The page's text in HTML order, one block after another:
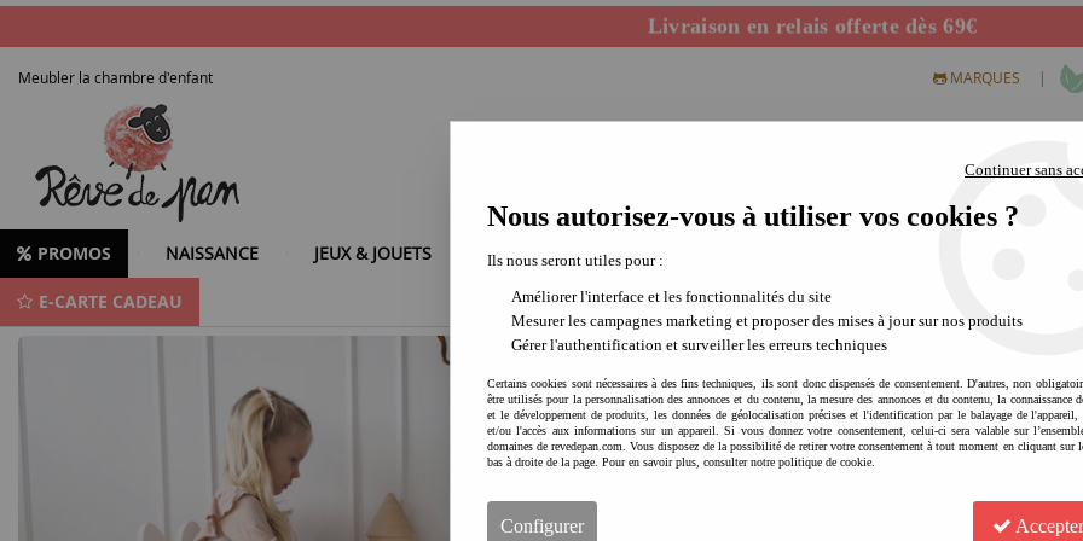
Livraison en relais offerte dès 69€
Meubler la chambre d'enfant MARQUES |
PROMOS NAISSANCE JEUX & JOUETS LOISIRS CREATIFS
E-CARTE CADEAU
Une sélection originale pour meubler la chambre d'enfant
Mobilier et
Parce que chaque enfant est unique,
poétique, colorée, vintage, design ou
dans lequel l’enfant pourra grandir,
Pour imaginer une chambre
Continuer sans
Nous autorisez-vous à utiliser vos cookies ?
Ils nous seront utiles pour :
Améliorer l'interface et les fonctionnalités du site
Mesurer les campagnes marketing et proposer des mises à jour sur nos produits
Gérer l'authentification et surveiller les erreurs techniques
Certains cookies sont nécessaires à des fins techniques, ils sont donc dispensés de consentement. D'autres, non
être utilisés pour la personnalisation des annonces et du contenu, la mesure des annonces et du contenu, la connaissance
et le développement de produits, les données de géolocalisation précises et l'identification par le balayage de l'appareil,
et/ou l'accès aux informations sur un appareil. Si vous donnez votre consentement, celui-ci sera valable sur
domaines de revedepan.com. Vous disposez de la possibilité de retirer votre consentement à tout moment en cliquant sur
bas à droite de la page. Pour en savoir plus, consulter notre politique de cookie.
Configurer